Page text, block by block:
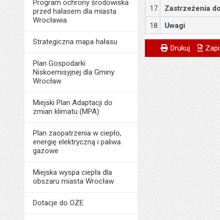
Program ochrony środowiska
przed hałasem dla miasta
Wrocławia
Strategiczna mapa hałasu
Plan Gospodarki
Niskoemisyjnej dla Gminy
Wrocław
Miejski Plan Adaptacji do
zmian klimatu (MPA)
Plan zaopatrzenia w ciepło,
energię elektryczną i paliwa
gazowe
Miejska wyspa ciepła dla
obszaru miasta Wrocław
Dotacje do OZE
17.
Zastrzeżenia
18.
Uwagi
Metryczka
Odpowiedzialny
Powiadom
Drukuj